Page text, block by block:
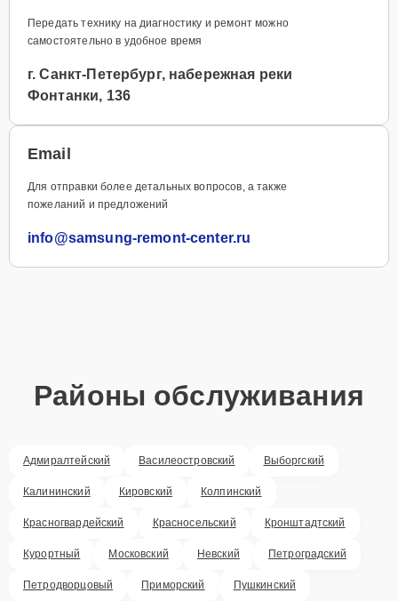
Передать технику на диагностику и ремонт можно
самостоятельно в удобное время
г. Санкт-Петербург, набережная реки
Фонтанки, 136
Email
Для отправки более детальных вопросов, а также
пожеланий и предложений
info@samsung-remont-center.ru
Районы обслуживания
Адмиралтейский Василеостровский Выборгский
Калининский Кировский Колпинский
Красногвардейский Красносельский Кронштадтский
Курортный Московский Невский Петроградский
Петродворцовый Приморский Пушкинский